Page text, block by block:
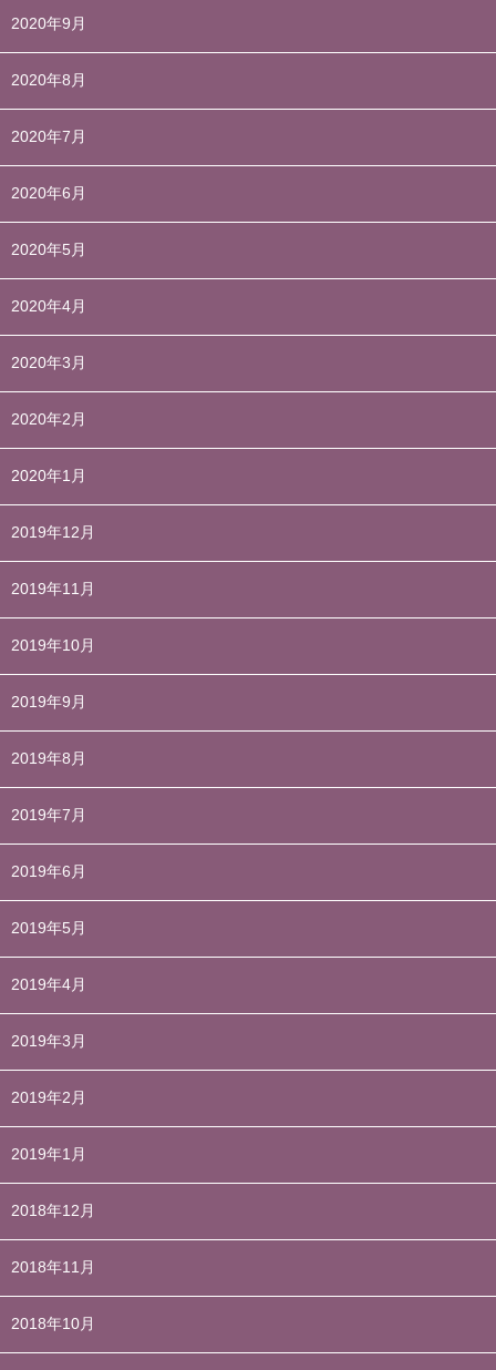
2020年9月
2020年8月
2020年7月
2020年6月
2020年5月
2020年4月
2020年3月
2020年2月
2020年1月
2019年12月
2019年11月
2019年10月
2019年9月
2019年8月
2019年7月
2019年6月
2019年5月
2019年4月
2019年3月
2019年2月
2019年1月
2018年12月
2018年11月
2018年10月